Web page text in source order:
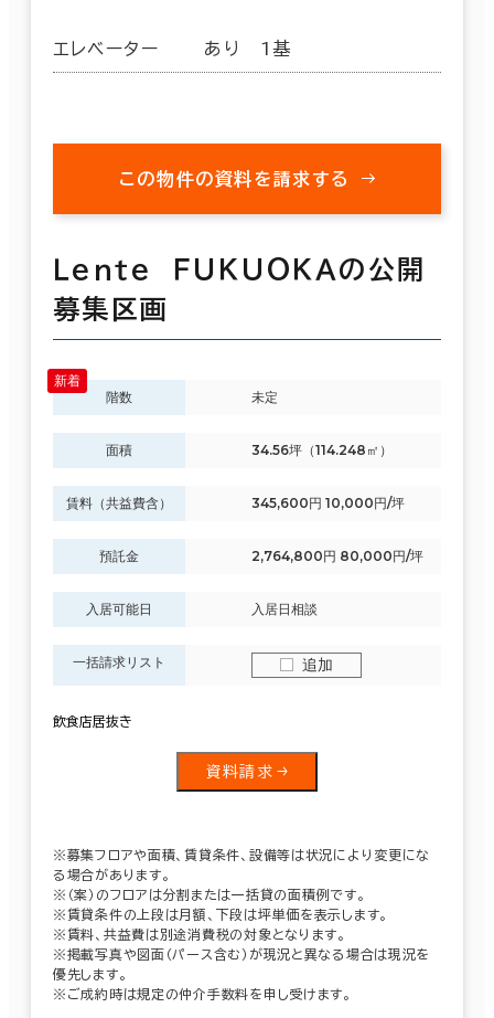
エレベーター あり 1基
この物件の資料を請求する
Ｌｅｎｔｅ ＦＵＫＵＯＫＡの公開
募集区画
階数 未定
面積 34.56坪（114.248㎡）
賃料（共益費含） 345,600円 10,000円/坪
預託金 2,764,800円 80,000円/坪
入居可能日 入居日相談
一括請求リスト 追加
飲食店居抜き
資料請求
※募集フロアや面積、賃貸条件、設備等は状況により変更にな
る場合があります。
※（案）のフロアは分割または一括貸の面積例です。
※賃貸条件の上段は月額、下段は坪単価を表示します。
※賃料、共益費は別途消費税の対象となります。
※掲載写真や図面（パース含む）が現況と異なる場合は現況を
優先します。
※ご成約時は規定の仲介手数料を申し受けます。